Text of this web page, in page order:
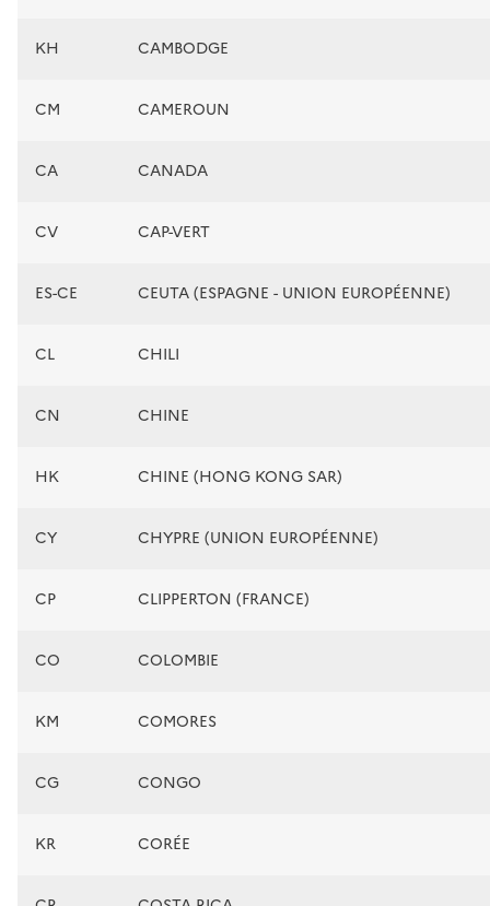
KH CAMBODGE
CM CAMEROUN
CA CANADA
CV CAP-VERT
ES-CE CEUTA (ESPAGNE - UNION EUROPÉENNE)
CL CHILI
CN CHINE
HK CHINE (HONG KONG SAR)
CY CHYPRE (UNION EUROPÉENNE)
CP CLIPPERTON (FRANCE)
CO COLOMBIE
KM COMORES
CG CONGO
KR CORÉE